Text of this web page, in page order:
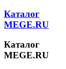
Каталог
MEGE.RU
Каталог
MEGE.RU